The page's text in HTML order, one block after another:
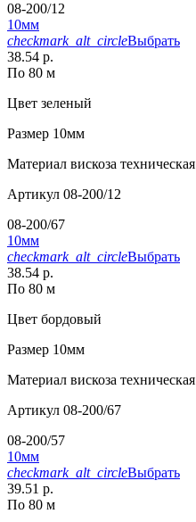
08-200/12
10мм
checkmark_alt_circleВыбрать
38.54 р.
По 80 м
Цвет зеленый
Размер 10мм
Материал вискоза техническая
Артикул 08-200/12
08-200/67
10мм
checkmark_alt_circleВыбрать
38.54 р.
По 80 м
Цвет бордовый
Размер 10мм
Материал вискоза техническая
Артикул 08-200/67
08-200/57
10мм
checkmark_alt_circleВыбрать
39.51 р.
По 80 м